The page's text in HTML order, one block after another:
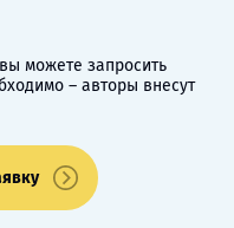
можете запросить
– авторы внесут